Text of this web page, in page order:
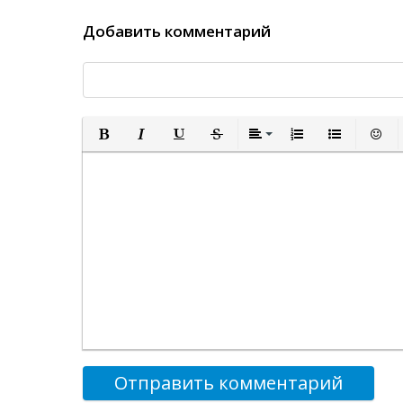
Добавить комментарий
Полужирный
КурсивПодчеркнутый
ЗачеркнутыйВыравнивание
Нумерованный
Отправить комментарий